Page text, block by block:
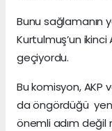
Bunu sağlamanın
Kurtulmuş’un
geçiyordu.
Bu komisyon, AKP
da öngördüğü
önemli adım değil